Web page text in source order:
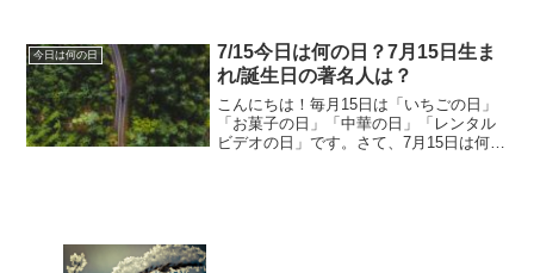
んな人がいるのでしょうか。11/1今日は
何の日？11月1...
今日は何の日
7/15今日は何の日？7月15日生ま
れ/誕生日の著名人は？
こんにちは！毎月15日は「いちごの日」
「お菓子の日」「中華の日」「レンタル
ビデオの日」です。さて、7月15日は何の